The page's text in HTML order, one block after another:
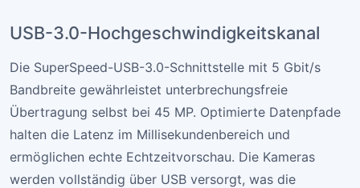
USB-3.0-Hochgeschwindigkeitskanal
Die SuperSpeed-USB-3.0-Schnittstelle mit 5 Gbit/s
Bandbreite gewährleistet unterbrechungsfreie
Übertragung selbst bei 45 MP. Optimierte Datenpfade
halten die Latenz im Millisekundenbereich und
ermöglichen echte Echtzeitvorschau. Die Kameras
werden vollständig über USB versorgt, was die